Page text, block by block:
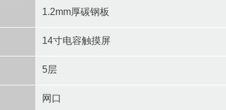
1.2mm厚碳钢板
14寸电容触摸屏
5层
网口